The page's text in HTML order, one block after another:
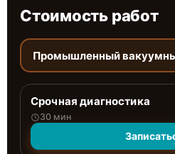
Стоимость работ
Промышленный
Срочная диагностика
30 мин